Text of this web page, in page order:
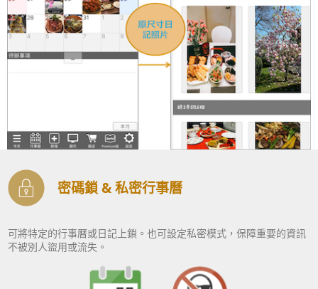
密碼鎖 & 私密行事曆
可將特定的行事曆或日記上鎖。也可設定私密模式，保障重要的資訊
不被別人盜用或流失。